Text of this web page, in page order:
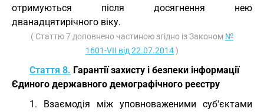
отримуються після досягнення нею
дванадцятирічного віку.
( Статтю 7 доповнено частиною згідно із Законом №
1601-VII від 22.07.2014)
Стаття 8. Гарантії захисту і безпеки інформації
Єдиного державного демографічного реєстру
1. Взаємодія між уповноваженими суб'єктами